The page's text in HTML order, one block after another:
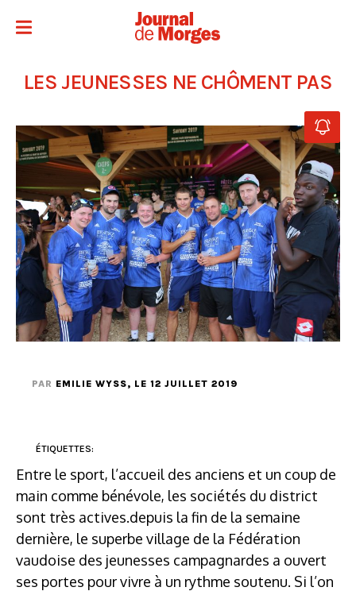
LES JEUNESSES NE CHÔMENT PAS
PAR EMILIE WYSS, LE 12 JUILLET 2019
ÉTIQUETTES:
Entre le sport, l’accueil des anciens et un coup de
main comme bénévole, les sociétés du district
sont très actives.depuis la fin de la semaine
dernière, le superbe village de la Fédération
vaudoise des jeunesses campagnardes a ouvert
ses portes pour vivre à un rythme soutenu. Si l’on